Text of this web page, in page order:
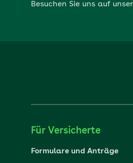
Besuchen Sie uns auf
Für Versicherte
Formulare und Anträge